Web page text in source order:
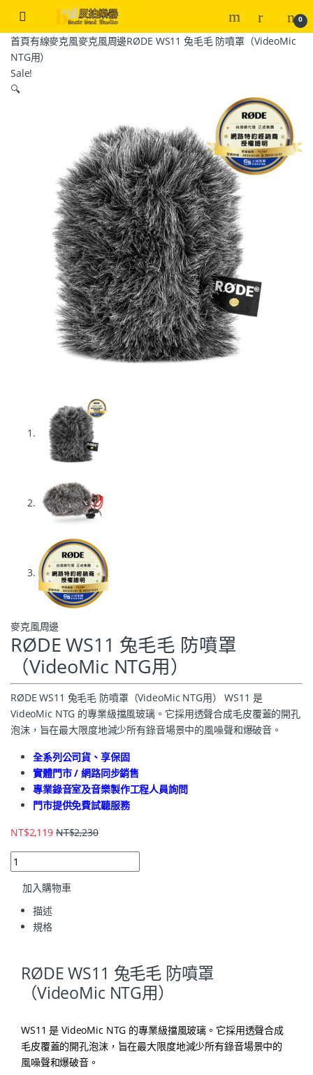
0
首頁有線麥克風麥克風周邊RØDE WS11 兔毛毛 防噴罩（VideoMic
NTG用）
Sale!
🔍
麥克風周邊
RØDE WS11 兔毛毛 防噴罩
（VideoMic NTG用）
RØDE WS11 兔毛毛 防噴罩（VideoMic NTG用） WS11 是
VideoMic NTG 的專業級擋風玻璃。它採用透聲合成毛皮覆蓋的開孔
泡沫，旨在最大限度地減少所有錄音場景中的風噪聲和爆破音。
全系列公司貨、享保固
實體門市 / 網路同步銷售
專業錄音室及音樂製作工程人員詢問
門市提供免費試聽服務
NT$2,119 NT$2,230
加入購物車
描述
規格
RØDE WS11 兔毛毛 防噴罩
（VideoMic NTG用）
WS11 是 VideoMic NTG 的專業級擋風玻璃。它採用透聲合成
毛皮覆蓋的開孔泡沫，旨在最大限度地減少所有錄音場景中的
風噪聲和爆破音。